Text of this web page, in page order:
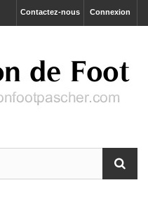
Connexion
Contactez-nous